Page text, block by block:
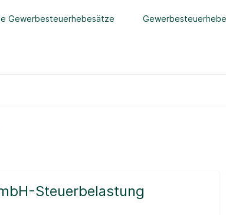
Gewerbesteuerhebesätze
Steuerbelastung